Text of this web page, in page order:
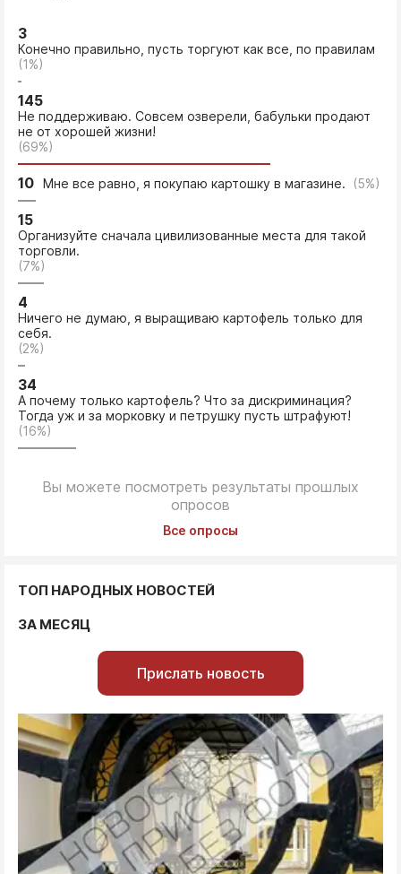
3
Конечно правильно, пусть торгуют как все, по правилам
(1%)
145
Не поддерживаю. Совсем озверели, бабульки продают
не от хорошей жизни!
(69%)
10 Мне все равно, я покупаю картошку в магазине. (5%)
15
Организуйте сначала цивилизованные места для такой
торговли.
(7%)
4
Ничего не думаю, я выращиваю картофель только для
себя.
(2%)
34
А почему только картофель? Что за дискриминация?
Тогда уж и за морковку и петрушку пусть штрафуют!
(16%)
Вы можете посмотреть результаты прошлых
опросов
Все опросы
ТОП НАРОДНЫХ НОВОСТЕЙ
ЗА МЕСЯЦ
Прислать новость